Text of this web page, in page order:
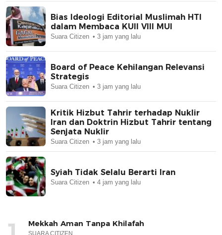
Bias Ideologi Editorial Muslimah HTI
dalam Membaca KUII VIII MUI
Suara Citizen 3 jam yang lalu
Board of Peace Kehilangan Relevansi
Strategis
Suara Citizen 3 jam yang lalu
Kritik Hizbut Tahrir terhadap Nuklir
Iran dan Doktrin Hizbut Tahrir tentang
Senjata Nuklir
Suara Citizen 3 jam yang lalu
Syiah Tidak Selalu Berarti Iran
Suara Citizen 4 jam yang lalu
Mekkah Aman Tanpa Khilafah
SUARA CITIZEN